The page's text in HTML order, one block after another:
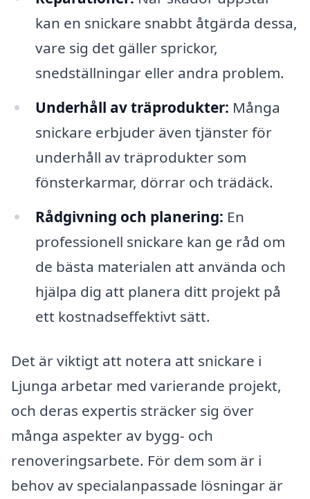
kan en snickare snabbt åtgärda dessa,
vare sig det gäller sprickor,
snedställningar eller andra problem.
Underhåll av träprodukter: Många
snickare erbjuder även tjänster för
underhåll av träprodukter som
fönsterkarmar, dörrar och trädäck.
Rådgivning och planering: En
professionell snickare kan ge råd om
de bästa materialen att använda och
hjälpa dig att planera ditt projekt på
ett kostnadseffektivt sätt.
Det är viktigt att notera att snickare i
Ljunga arbetar med varierande projekt,
och deras expertis sträcker sig över
många aspekter av bygg- och
renoveringsarbete. För dem som är i
behov av specialanpassade lösningar är